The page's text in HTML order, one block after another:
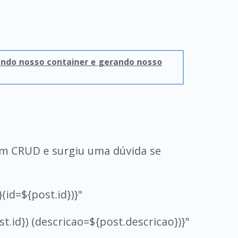
nosso container e gerando nosso
e surgiu uma dúvida se
(descricao=${post.descricao})}"